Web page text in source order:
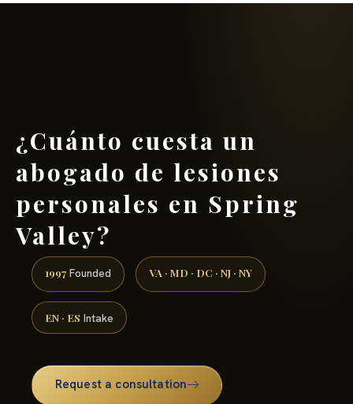
¿Cuánto cuesta un
abogado de lesiones
personales en Spring
Valley?
1997 Founded VA · MD · DC · NJ · NY
EN · ES Intake
Request a consultation